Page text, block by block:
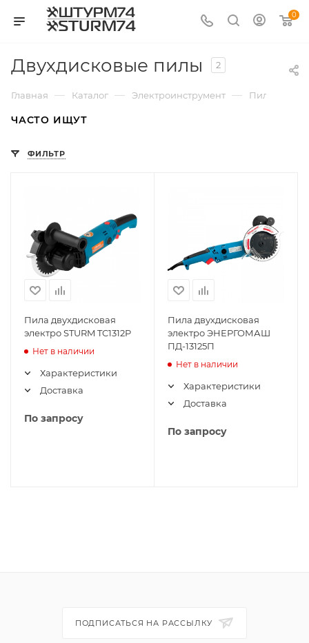
0
Двухдисковые пилы 2
Главная — Каталог — Электроинструмент — Пилы
ЧАСТО ИЩУТ
ФИЛЬТР
Пила двухдисковая
электро STURM TC1312P
Нет в наличии
Характеристики
Доставка
По запросу
Пила двухдисковая
электро ЭНЕРГОМАШ
ПД-13125П
Нет в наличии
Характеристики
Доставка
По запросу
ПОДПИСАТЬСЯ НА РАССЫЛКУ